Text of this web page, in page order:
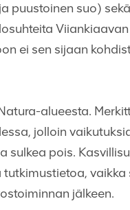
puustoinen suo) sekä
Viiankiaavan
ei sen sijaan
alueesta.
jolloin
sulkea pois.
vaikka
jälkeen.